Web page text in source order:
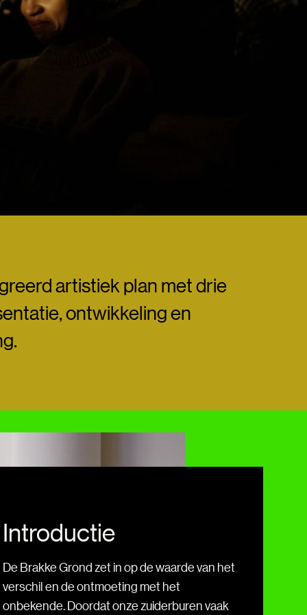
artistiek plan met drie
ontwikkeling en
Introductie
De Brakke Grond zet in op de waarde van het
verschil en de ontmoeting met het
onbekende. Doordat onze zuiderburen vaak